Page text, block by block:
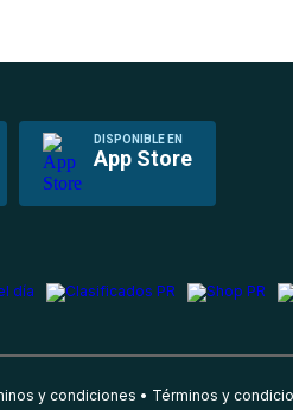
DISPONIBLE EN
App Store
y condiciones Términos y